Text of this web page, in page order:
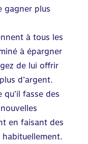
gagner plus
à tous les
à épargner
de lui offrir
d’argent.
qu’il fasse des
en faisant des
habituellement.